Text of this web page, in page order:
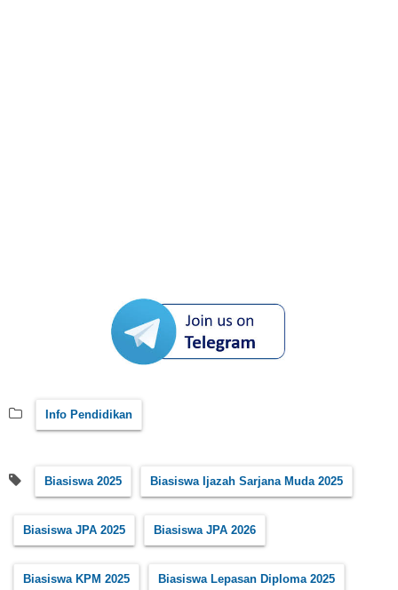
Info Pendidikan
Biasiswa 2025 Biasiswa Ijazah Sarjana Muda 2025
Biasiswa JPA 2025 Biasiswa JPA 2026
Biasiswa KPM 2025 Biasiswa Lepasan Diploma 2025